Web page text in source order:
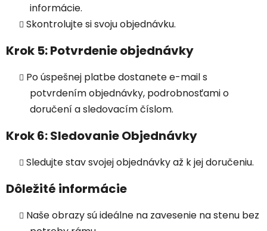
informácie.
Skontrolujte si svoju objednávku.
Krok 5: Potvrdenie objednávky
Po úspešnej platbe dostanete e-mail s
potvrdením objednávky, podrobnosťami o
doručení a sledovacím číslom.
Krok 6: Sledovanie Objednávky
Sledujte stav svojej objednávky až k jej doručeniu.
Dôležité informácie
Naše obrazy sú ideálne na zavesenie na stenu bez